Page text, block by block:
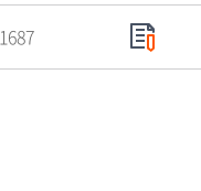
1687